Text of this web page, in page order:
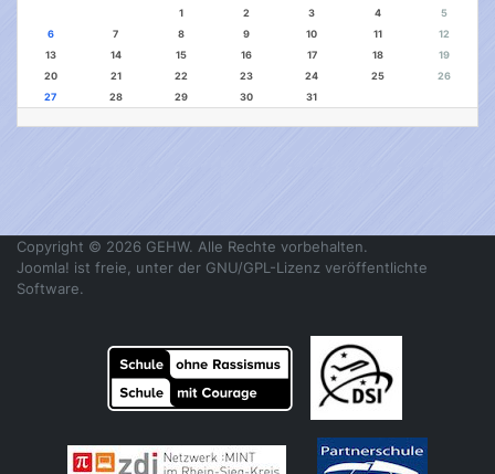
1 2 3 4
5
6
7 8 9 10 11
12
13
14 15 16 17 18
19
20
21 22 23 24 25
26
27
28 29 30 31
Copyright © 2026 GEHW. Alle Rechte vorbehalten.
Joomla! ist freie, unter der GNU/GPL-Lizenz veröffentlichte
Software.